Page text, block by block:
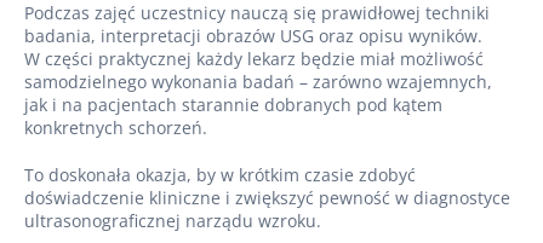
Podczas zajęć uczestnicy nauczą się prawidłowej techniki
badania, interpretacji obrazów USG oraz opisu wyników.
W części praktycznej każdy lekarz będzie miał możliwość
samodzielnego wykonania badań – zarówno wzajemnych,
jak i na pacjentach starannie dobranych pod kątem
konkretnych schorzeń.
To doskonała okazja, by w krótkim czasie zdobyć
doświadczenie kliniczne i zwiększyć pewność w diagnostyce
ultrasonograficznej narządu wzroku.